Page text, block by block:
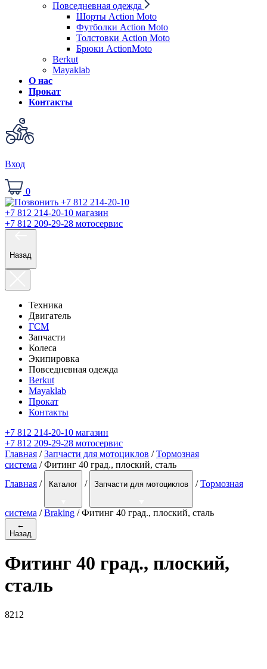
Повседневная одежда
Шорты Action Moto
Футболки Action Moto
Толстовки Action Moto
Брюки ActionMoto
Berkut
Mayaklab
О нас
Прокат
Контакты
Вход
0
+7 812 214-20-10 магазин
+7 812 209-29-28 мотосервис
Назад
Техника
Двигатель
ГСМ
Запчасти
Колеса
Экипировка
Повседневная одежда
Berkut
Mayaklab
Прокат
Контакты
+7 812 214-20-10 магазин
+7 812 209-29-28 мотосервис
Главная /Запчасти для мотоциклов /Тормозная
система / Фитинг 40 град., плоский, сталь
Главная / Каталог / Запчасти для мотоциклов / Тормозная
система / Braking / Фитинг 40 град., плоский, сталь
←
Назад
Фитинг 40 град., плоский,
сталь
8212